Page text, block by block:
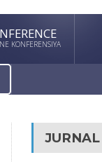
KONFERENSIYA